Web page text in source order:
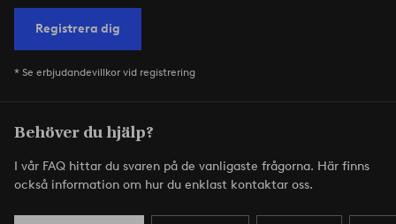
Registrera dig
* Se erbjudandevillkor vid registrering
Behöver du hjälp?
I vår FAQ hittar du svaren på de vanligaste frågorna. Här finns
också information om hur du enklast kontaktar oss.